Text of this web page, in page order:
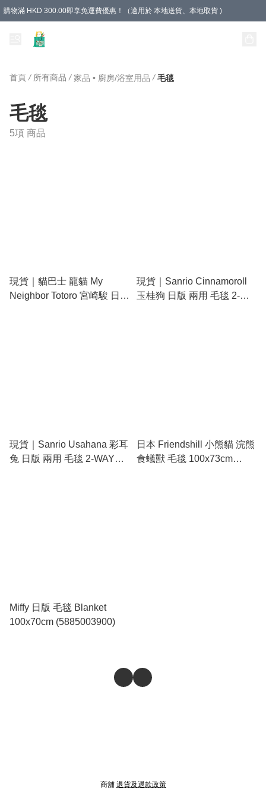
購物滿 HKD 300.00即享免運費優惠！（適用於 本地送貨、本地取貨 )
首頁 / 所有商品 / 家品 • 廚房/浴室用品 / 毛毯
毛毯
5項 商品
現貨｜貓巴士 龍貓 My
Neighbor Totoro 宮崎駿 日版
現貨｜Sanrio Cinnamoroll
玉桂狗 日版 兩用 毛毯 2-
現貨｜Sanrio Usahana 彩耳
兔 日版 兩用 毛毯 2-WAY
日本 Friendshill 小熊貓 浣熊
食蟻獸 毛毯 100x73cm
Miffy 日版 毛毯 Blanket
100x70cm (5885003900)
商舖 退貨及退款政策